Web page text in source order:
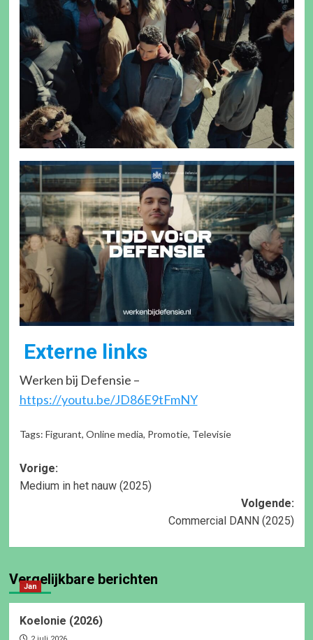
Externe links
Werken bij Defensie –
https://youtu.be/JD86E9tFmNY
Tags: Figurant, Online media, Promotie, Televisie
Bericht
navigatie
Vorige:
Medium in het nauw (2025)
Volgende:
Commercial DANN (2025)
Vergelijkbare berichten
Jan
Koelonie (2026)